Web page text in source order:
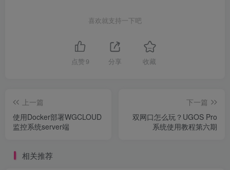
喜欢就支持一下吧
点赞 9 分享 收藏
上一篇
使用Docker部署WGCLOUD
监控系统server端
下一篇
双网口怎么玩？UGOS Pro
系统使用教程第六期
相关推荐